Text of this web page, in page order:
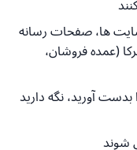
ها، صفحات رسانه
(عمده فروشان،
آورید، نگه دارید
شوند